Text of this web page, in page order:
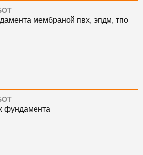
мембраной пвх, эпдм, тпо
фундамента